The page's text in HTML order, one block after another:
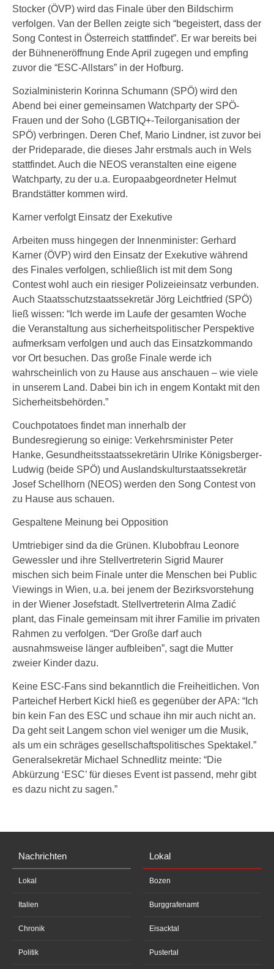
Stocker (ÖVP) wird das Finale über den Bildschirm
verfolgen. Van der Bellen zeigte sich “begeistert, dass der
Song Contest in Österreich stattfindet”. Er war bereits bei
der Bühneneröffnung Ende April zugegen und empfing
zuvor die “ESC-Allstars” in der Hofburg.
Sozialministerin Korinna Schumann (SPÖ) wird den
Abend bei einer gemeinsamen Watchparty der SPÖ-
Frauen und der Soho (LGBTIQ+-Teilorganisation der
SPÖ) verbringen. Deren Chef, Mario Lindner, ist zuvor bei
der Prideparade, die dieses Jahr erstmals auch in Wels
stattfindet. Auch die NEOS veranstalten eine eigene
Watchparty, zu der u.a. Europaabgeordneter Helmut
Brandstätter kommen wird.
Karner verfolgt Einsatz der Exekutive
Arbeiten muss hingegen der Innenminister: Gerhard
Karner (ÖVP) wird den Einsatz der Exekutive während
des Finales verfolgen, schließlich ist mit dem Song
Contest wohl auch ein riesiger Polizeieinsatz verbunden.
Auch Staatsschutzstaatssekretär Jörg Leichtfried (SPÖ)
ließ wissen: “Ich werde im Laufe der gesamten Woche
die Veranstaltung aus sicherheitspolitischer Perspektive
aufmerksam verfolgen und auch das Einsatzkommando
vor Ort besuchen. Das große Finale werde ich
wahrscheinlich von zu Hause aus anschauen – wie viele
in unserem Land. Dabei bin ich in engem Kontakt mit den
Sicherheitsbehörden.”
Couchpotatoes findet man innerhalb der
Bundesregierung so einige: Verkehrsminister Peter
Hanke, Gesundheitsstaatssekretärin Ulrike Königsberger-
Ludwig (beide SPÖ) und Auslandskulturstaatssekretär
Josef Schellhorn (NEOS) werden den Song Contest von
zu Hause aus schauen.
Gespaltene Meinung bei Opposition
Umtriebiger sind da die Grünen. Klubobfrau Leonore
Gewessler und ihre Stellvertreterin Sigrid Maurer
mischen sich beim Finale unter die Menschen bei Public
Viewings in Wien, u.a. bei jenem der Bezirksvorstehung
in der Wiener Josefstadt. Stellvertreterin Alma Zadić
plant, das Finale gemeinsam mit ihrer Familie im privaten
Rahmen zu verfolgen. “Der Große darf auch
ausnahmsweise länger aufbleiben”, sagt die Mutter
zweier Kinder dazu.
Keine ESC-Fans sind bekanntlich die Freiheitlichen. Von
Parteichef Herbert Kickl hieß es gegenüber der APA: “Ich
bin kein Fan des ESC und schaue ihn mir auch nicht an.
Da geht seit Langem schon viel weniger um die Musik,
als um ein schräges gesellschaftspolitisches Spektakel.”
Generalsekretär Michael Schnedlitz meinte: “Die
Abkürzung ‘ESC’ für dieses Event ist passend, mehr gibt
es dazu nicht zu sagen.”
Nachrichten
Lokal
Italien
Chronik
Politik
Lokal
Bozen
Burggrafenamt
Eisacktal
Pustertal